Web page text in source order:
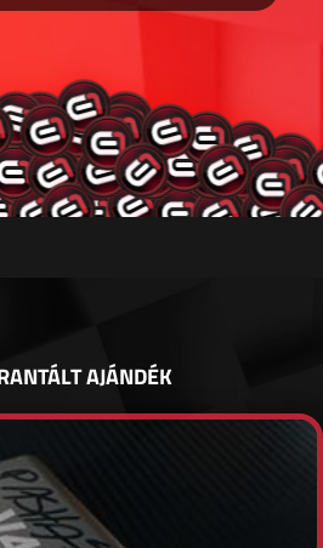
AJÁNDÉK